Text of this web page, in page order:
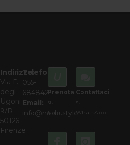
Indirizzo:
Via F.
degli
Ugoni
9/R
50126
Firenze
Telefono:
055-
684842
Email:
info@naide.style
U
Prenota
su
Uala
Contattaci
su
WhatsApp